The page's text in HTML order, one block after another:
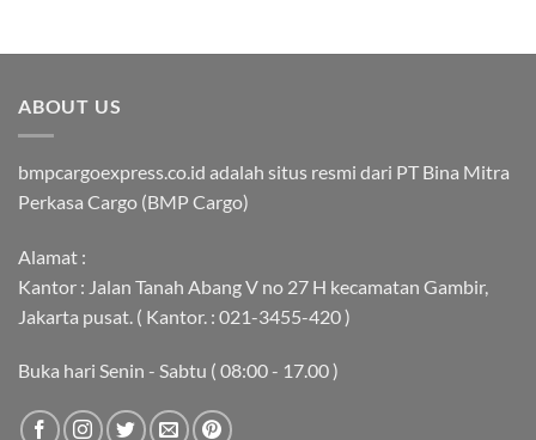
ABOUT US
bmpcargoexpress.co.id adalah situs resmi dari PT Bina Mitra
Perkasa Cargo (BMP Cargo)
Alamat :
Kantor : Jalan Tanah Abang V no 27 H kecamatan Gambir,
Jakarta pusat. ( Kantor. : 021-3455-420 )
Buka hari Senin - Sabtu ( 08:00 - 17.00 )